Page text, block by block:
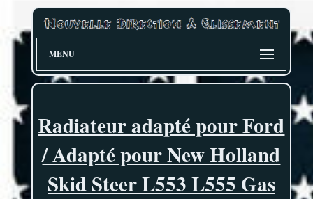
MENU
Radiateur adapté pour Ford
/ Adapté pour New Holland
Skid Steer L553 L555 Gas